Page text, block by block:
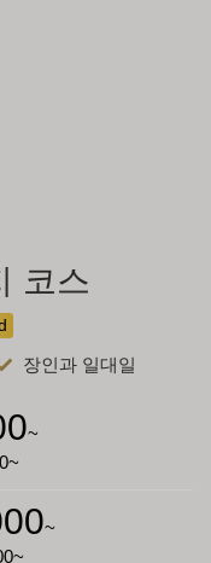
코스
장인과 일대일
~
~
~
~